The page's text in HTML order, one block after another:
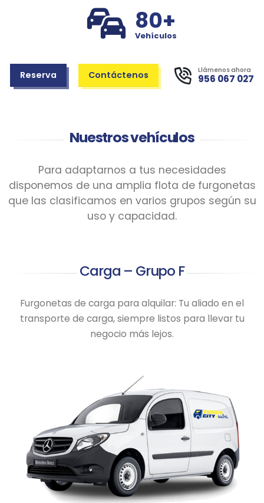
furgonetas extra largas y camiones
flota garantiza que siempre encontrarás el
para reemplazar un vehículo en reparación, alquilar a
largo plazo, ampliar flota en temporada alta o
Conocemos el mercado y comprendemos tus
soluciones eficaces y eficientes. Tanto si eres un
autónomo como una empresa, en Furgocity
disponemos de modalidades de alquiler flexibles y
tarifas especialesque se ajustan a ti.
80+
Vehículos
Reserva Contáctenos Llámenos ahora
956 067 027
Nuestros vehículos
Para adaptarnos a tus necesidades
disponemos de una amplia flota de furgonetas
que las clasificamos en varios grupos según su
uso y capacidad.
Carga – Grupo F
Furgonetas de carga para alquilar: Tu aliado en el
transporte de carga, siempre listos para llevar tu
negocio más lejos.